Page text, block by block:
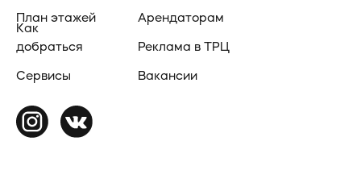
План этажей
Как
добраться
Арендаторам
Реклама в ТРЦ
Сервисы Вакансии